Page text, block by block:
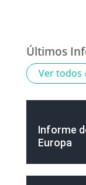
Últimos
Ver todos
Informe
Europa